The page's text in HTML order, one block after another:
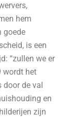
hem
goede
is een
“zullen we er
wordt het
de val
en
zijn